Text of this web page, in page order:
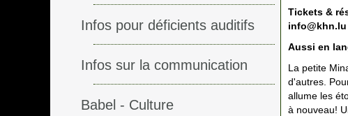
Infos pour déficients auditifs
Infos sur la communication
Babel - Culture
Tickets &
info@khn.lu
Aussi en
La petite
d'autres.
allume les
à nouveau!